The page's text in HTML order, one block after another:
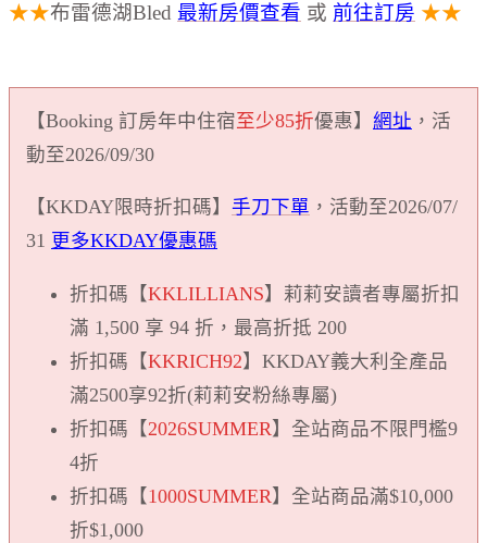
★★布雷德湖Bled 最新房價查看 或 前往訂房 ★★
【Booking 訂房年中住宿至少85折優惠】 網址 ，活
動至2026/09/30
【KKDAY限時折扣碼】 手刀下單 ，活動至2026/07/
31 更多KKDAY優惠碼
折扣碼【KKLILLIANS】莉莉安讀者專屬折扣
滿 1,500 享 94 折，最高折抵 200
折扣碼【KKRICH92】KKDAY義大利全產品
滿2500享92折(莉莉安粉絲專屬)
折扣碼【2026SUMMER】全站商品不限門檻9
4折
折扣碼【1000SUMMER】全站商品滿$10,000
折$1,000